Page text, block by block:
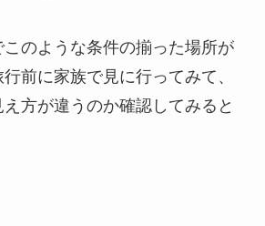
のような条件の揃った場所が
前に家族で見に行ってみて、
方が違うのか確認してみると